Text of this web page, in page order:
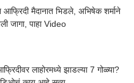
मैदानात भिडले, अभिषेक शर्माने
जागा, पाहा Video
लाहोरमध्ये झाडल्या 7 गोळ्या?